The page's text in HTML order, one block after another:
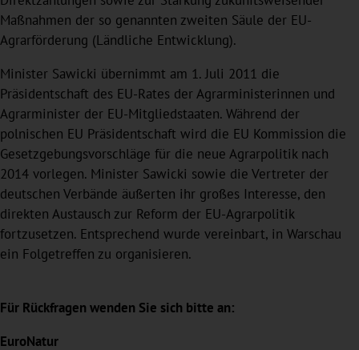
Maßnahmen der so genannten zweiten Säule der EU-
Agrarförderung (Ländliche Entwicklung).
Minister Sawicki übernimmt am 1. Juli 2011 die
Präsidentschaft des EU-Rates der Agrarministerinnen und
Agrarminister der EU-Mitgliedstaaten. Während der
polnischen EU Präsidentschaft wird die EU Kommission die
Gesetzgebungsvorschläge für die neue Agrarpolitik nach
2014 vorlegen. Minister Sawicki sowie die Vertreter der
deutschen Verbände äußerten ihr großes Interesse, den
direkten Austausch zur Reform der EU-Agrarpolitik
fortzusetzen. Entsprechend wurde vereinbart, in Warschau
ein Folgetreffen zu organisieren.
Für Rückfragen wenden Sie sich bitte an:
EuroNatur